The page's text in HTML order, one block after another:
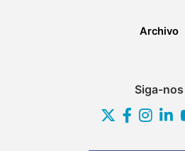
Archivo
Siga-nos